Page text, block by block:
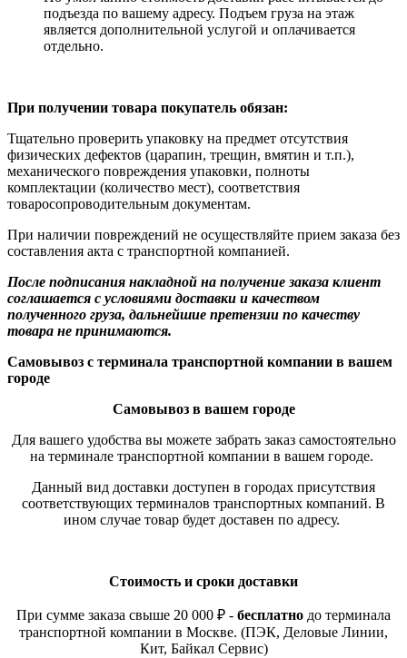
подъезда по вашему адресу. Подъем груза на этаж
является дополнительной услугой и оплачивается
отдельно.
При получении товара покупатель обязан:
Тщательно проверить упаковку на предмет отсутствия
физических дефектов (царапин, трещин, вмятин и т.п.),
механического повреждения упаковки, полноты
комплектации (количество мест), соответствия
товаросопроводительным документам.
При наличии повреждений не осуществляйте прием заказа без
составления акта с транспортной компанией.
После подписания накладной на получение заказа клиент
соглашается с условиями доставки и качеством
полученного груза, дальнейшие претензии по качеству
товара не принимаются.
Самовывоз с терминала транспортной компании в вашем
городе
Самовывоз в вашем городе
Для вашего удобства вы можете забрать заказ самостоятельно
на терминале транспортной компании в вашем городе.
Данный вид доставки доступен в городах присутствия
соответствующих терминалов транспортных компаний. В
ином случае товар будет доставен по адресу.
Стоимость и сроки доставки
При сумме заказа свыше 20 000 ₽ - бесплатно до терминала
транспортной компании в Москве. (ПЭК, Деловые Линии,
Кит, Байкал Сервис)